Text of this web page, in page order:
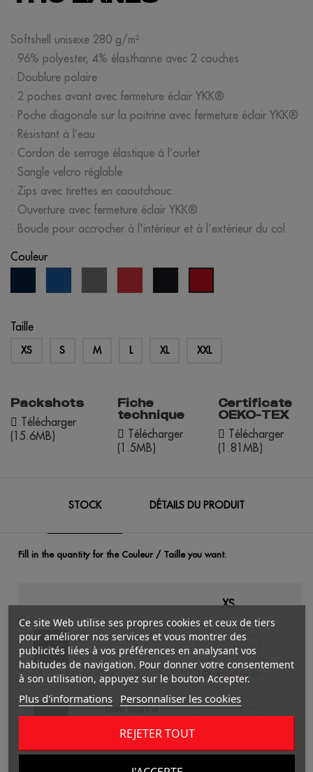
Softshell unisexe 280 g/m²
· 96% polyester, 4% élasthanne avec 2 couches
· Doublure polaire
· 2 poches avant avec fermeture éclair YKK®
· Poche diagonale sur la poitrine avec fermeture éclair YKK®
· Résistant à l’eau
· Cordon de serrage élastique à l’ourlet
· Sangle velcro réglable
· Zips avec tirettes en caoutchouc
· Ouverture avec fermeture éclair YKK®
· Boucle pour accrocher à l'intérieur et à l'extérieur du col
Couleur
rouge
Taille
XS S M L XL XXL
Packshots
Télécharger
(15.6MB)
Fiche
technique
Télécharger
(1.5MB)
Certificate
OEKO-TEX
Télécharger
(1.81MB)
STOCK DÉTAILS DU PRODUIT
Fill in the quantity for the Couleur / Taille you want.
XS
noir
103/0.00 €
bleu marine
Ce site Web utilise ses propres cookies et ceux de tiers
pour améliorer nos services et vous montrer des
publicités liées à vos préférences en analysant vos
habitudes de navigation. Pour donner votre consentement
à son utilisation, appuyez sur le bouton Accepter.
Plus d'informations Personnaliser les cookies
REJETER TOUT